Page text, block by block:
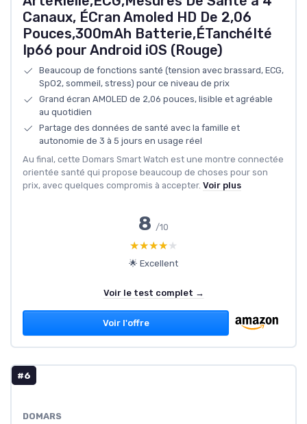
Canaux, ÉCran Amoled HD De 2,06
Pouces,300mAh Batterie,ÉTanchéIté
Ip66 pour Android iOS (Rouge)
Beaucoup de fonctions santé (tension avec brassard, ECG,
SpO2, sommeil, stress) pour ce niveau de prix
Grand écran AMOLED de 2,06 pouces, lisible et agréable
au quotidien
Partage des données de santé avec la famille et
autonomie de 3 à 5 jours en usage réel
Au final, cette Domars Smart Watch est une montre connectée
orientée santé qui propose beaucoup de choses pour son
prix, avec quelques compromis à accepter. Voir plus
8 /10
★★★★★
★★★★★
🌟 Excellent
Voir le test complet →
Voir l'offre
#6
DOMARS